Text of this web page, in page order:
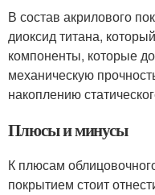
В состав акрилового
диоксид титана,
компоненты, которые
механическую
накоплению
Плюсы и минусы
К плюсам
покрытием стоит